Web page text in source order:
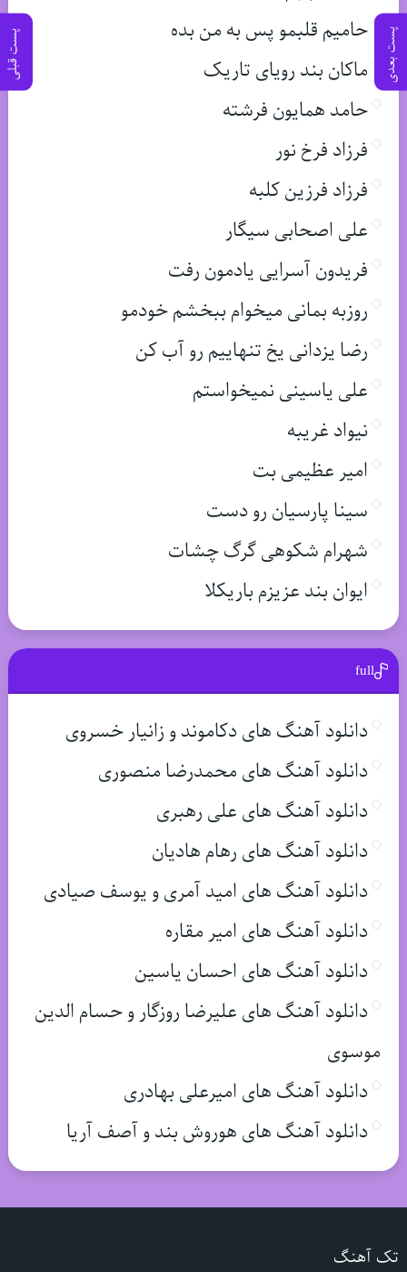
پست بعدی پست قبلی
حامیم قلبمو پس به من بده
ماکان بند رویای تاریک
حامد همایون فرشته
فرزاد فرخ نور
فرزاد فرزین کلبه
علی اصحابی سیگار
فریدون آسرایی یادمون رفت
روزبه بمانی میخوام ببخشم خودمو
رضا یزدانی یخ تنهاییم رو آب کن
علی یاسینی نمیخواستم
نیواد غریبه
امیر عظیمی بت
سینا پارسیان رو دست
شهرام شکوهی گرگ چشات
ایوان بند عزیزم باریکلا
full
دانلود آهنگ های دکاموند و زانیار خسروی
دانلود آهنگ های محمدرضا منصوری
دانلود آهنگ های علی رهبری
دانلود آهنگ های رهام هادیان
دانلود آهنگ های امید آمری و یوسف صیادی
دانلود آهنگ های امیر مقاره
دانلود آهنگ های احسان یاسین
دانلود آهنگ های علیرضا روزگار و حسام الدین
موسوی
دانلود آهنگ های امیرعلی بهادری
دانلود آهنگ های هوروش بند و آصف آریا
تک آهنگ